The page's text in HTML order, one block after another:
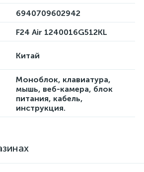
6940709602942
F24 Air 1240016G512KL
Китай
Моноблок, клавиатура,
мышь, веб-камера, блок
питания, кабель,
инструкция.